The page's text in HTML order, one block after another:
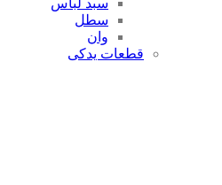
سبد لباس
سطل
وان
قطعات یدکی